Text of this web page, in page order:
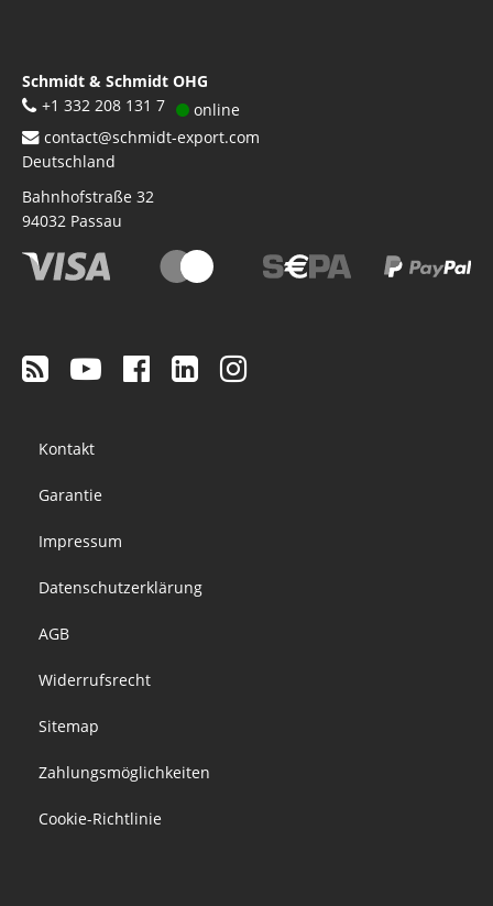
Schmidt & Schmidt OHG
+1 332 208 131 7
online
contact@schmidt-export.com
Deutschland
Bahnhofstraße 32
94032 Passau
menu
Kontakt
Garantie
Impressum
Datenschutzerklärung
AGB
Widerrufsrecht
Sitemap
Zahlungsmöglichkeiten
Cookie-Richtlinie